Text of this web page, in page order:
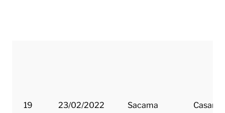
19 23/02/2022 Sacama